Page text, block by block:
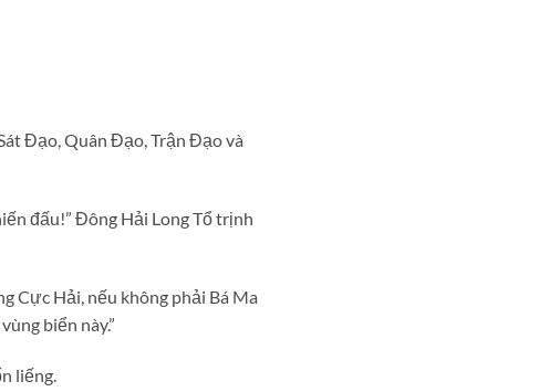
Đạo, Quân Đạo, Trận Đạo và
đấu!” Đông Hải Long Tổ trịnh
Cực Hải, nếu không phải Bá Ma
biển này.”
liếng.